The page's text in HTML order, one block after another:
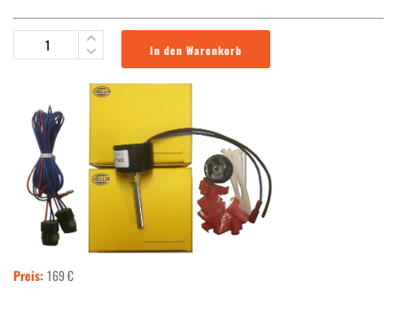
In den Warenkorb
Preis: 169 €